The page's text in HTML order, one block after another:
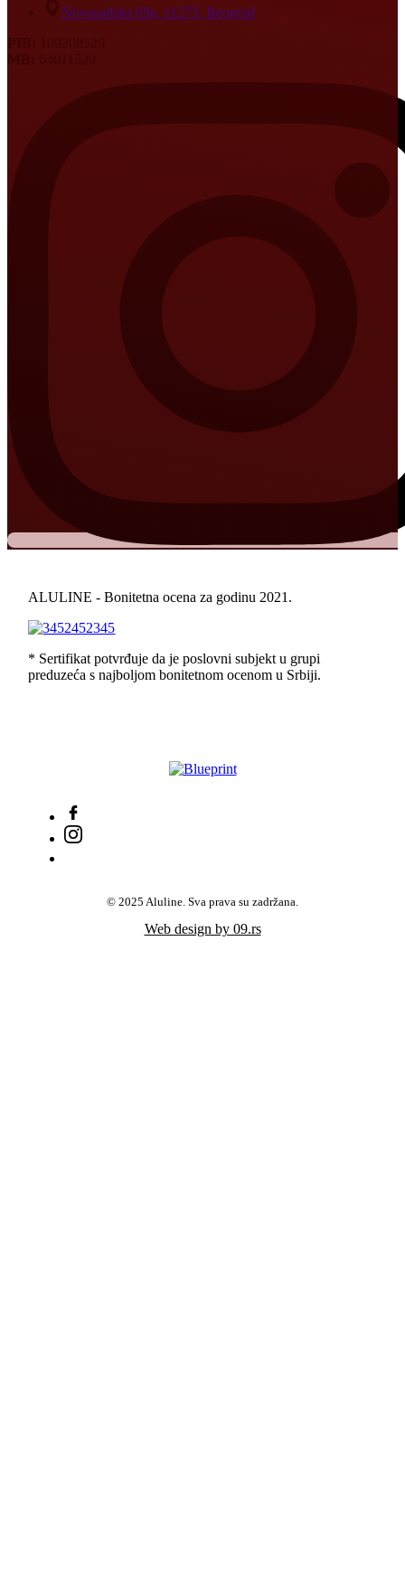
Novosadska 69a, 11273, Beograd
ALULINE - Bonitetna ocena za godinu 2021.
* Sertifikat potvrđuje da je poslovni subjekt u grupi
preduzeća s najboljom bonitetnom ocenom u Srbiji.
© 2025 Aluline. Sva prava su zadržana.
Web design by 09.rs